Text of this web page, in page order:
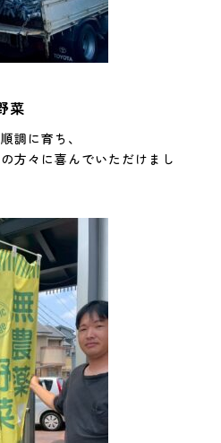
菜
調に育ち、
方々に喜んでいただけまし